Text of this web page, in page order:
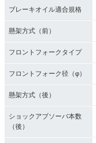
ブレーキオイル適合規格
懸架方式（前）
フロントフォークタイプ
フロントフォーク径（φ）
懸架方式（後）
ショックアブソーバ本数
（後）